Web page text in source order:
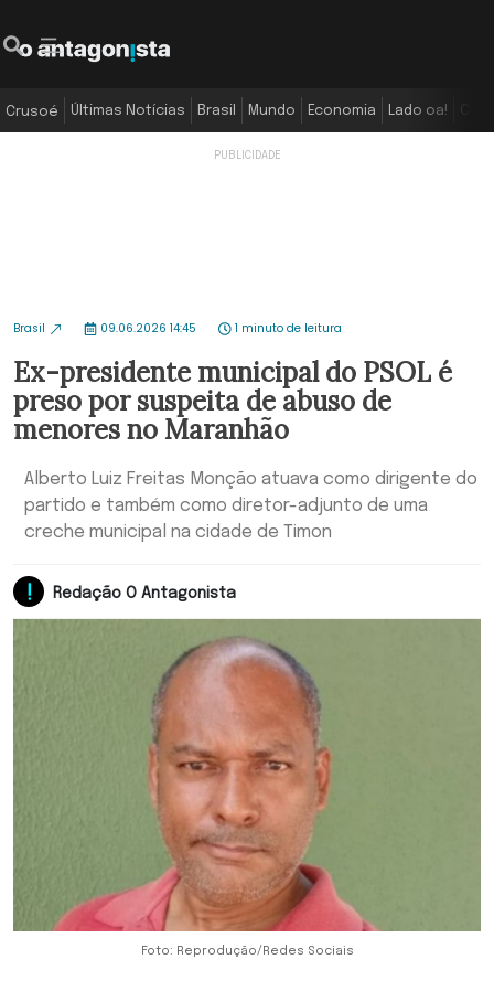
Crusoé Últimas Notícias Brasil Mundo Economia Lado oa!
Brasil 09.06.2026 14:45 1 minuto de leitura
Ex-presidente municipal do PSOL é
preso por suspeita de abuso de
menores no Maranhão
Alberto Luiz Freitas Monção atuava como dirigente do
partido e também como diretor-adjunto de uma
creche municipal na cidade de Timon
Redação O Antagonista
Foto: Reprodução/Redes Sociais